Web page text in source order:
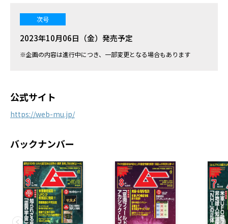
次号
2023年10月06日（金）発売予定
※企画の内容は進行中につき、一部変更となる場合もあります
公式サイト
https://web-mu.jp/
バックナンバー